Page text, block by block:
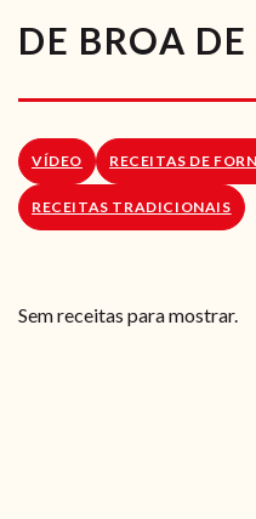
DE BROA
VÍDEO RECEITAS DE
RECEITAS TRADICIONAIS
Sem receitas para mostrar.